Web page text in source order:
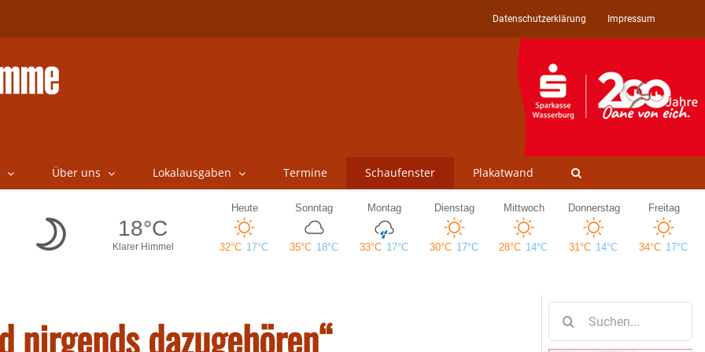
Datenschutzerklärung Impressum
Über uns Lokalausgaben Termine Schaufenster Plakatwand
nirgends dazugehören“
nach: